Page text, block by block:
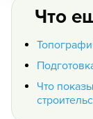
Что
Что